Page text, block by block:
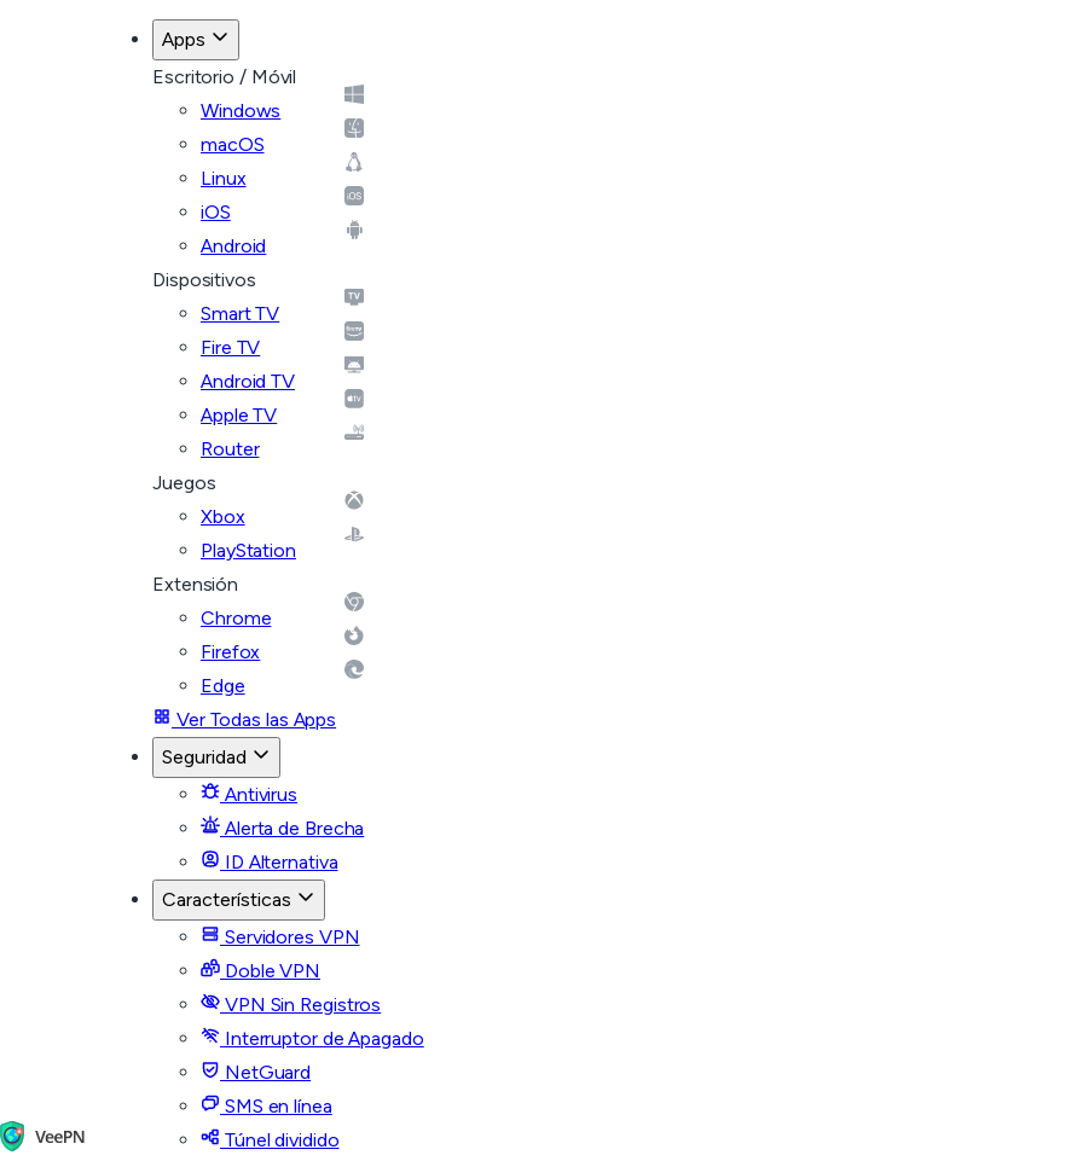
Apps
Escritorio / Móvil
Windows
macOS
Linux
iOS
Android
Dispositivos
Smart TV
Fire TV
Android TV
Apple TV
Router
Juegos
Xbox
PlayStation
Extensión
Chrome
Firefox
Edge
Ver Todas las Apps
Seguridad
Antivirus
Alerta de Brecha
ID Alternativa
Características
Servidores VPN
Doble VPN
VPN Sin Registros
Interruptor de Apagado
NetGuard
SMS en línea
Túnel dividido